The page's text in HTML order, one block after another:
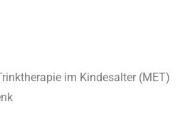
im Kindesalter (MET)